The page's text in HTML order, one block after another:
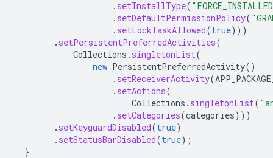
. setInstallType(
. setDefaultPermissionPolicy(
. setLockTaskAllowed(true)))
. setPersistentPreferredActivities(
Collections . singletonList(
new PersistentPreferredActivity()
. setReceiverActivity(
. setActions(
Collections . singletonList(
. setCategories(categories)))
. setKeyguardDisabled(true)
. setStatusBarDisabled(true);
}